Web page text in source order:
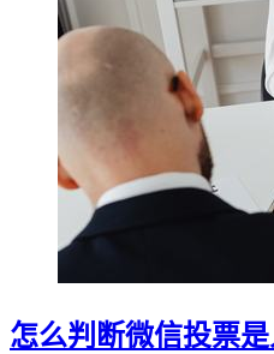
怎么判断微信投票